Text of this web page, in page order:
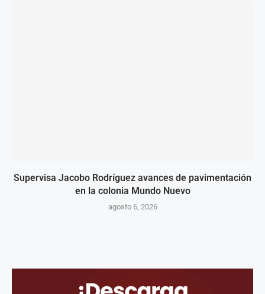
Supervisa Jacobo Rodríguez avances de pavimentación
en la colonia Mundo Nuevo
agosto 6, 2026